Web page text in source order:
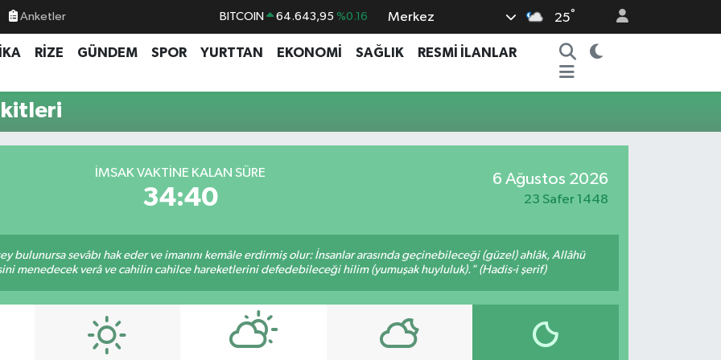
Anketler BITCOIN 64.643,95 %0.16
DOLAR 47,6006 %0.06
GRAM ALTIN 6500.87 %0.12
Merkez 25°
RİZE GÜNDEM SPOR YURTTAN EKONOMİ SAĞLIK
RESMİ İLANLAR
İMSAK VAKTINE KALAN SÜRE
34:40
6 Ağustos 2026
23 Safer 1448
bulunursa sevâbı hak eder ve imanını kemâle erdirmiş olur: İnsanlar arasında geçinebileceği (güzel) ahlâk, Allâhü
menedecek verâ ve cahilin cahilce hareketlerini defedebileceği hilim (yumuşak huyluluk)." (Hadis-i şerif)